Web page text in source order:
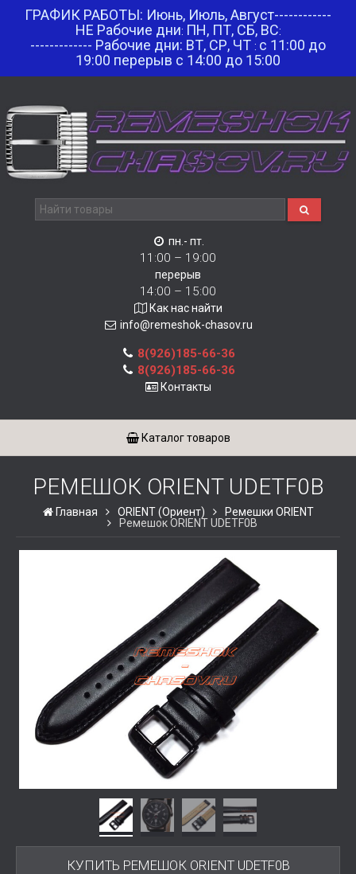
ГРАФИК РАБОТЫ: Июнь, Июль, Август------------
НЕ Рабочие дни: ПН, ПТ, СБ, ВС:
------------- Рабочие дни: ВТ, СР, ЧТ : с 11:00 до
19:00 перерыв с 14:00 до 15:00
пн.- пт.
11:00 – 19:00
перерыв
14:00 – 15:00
Как нас найти
info@remeshok-chasov.ru
8(926)185-66-36
8(926)185-66-36
Контакты
Каталог товаров
РЕМЕШОК ORIENT UDETF0B
Главная ORIENT (Ориент)
Ремешки ORIENT
Ремешок ORIENT UDETF0B
КУПИТЬ РЕМЕШОК ORIENT UDETF0B